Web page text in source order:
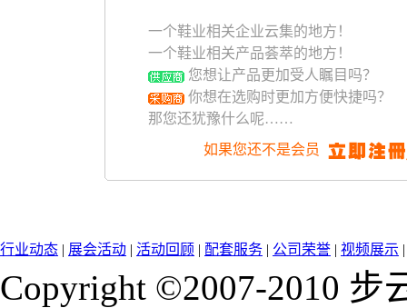
一个鞋业相关企业云集的地方！
一个鞋业相关产品荟萃的地方！
您想让产品更加受人瞩目吗？
你想在选购时更加方便快捷吗？
那您还犹豫什么呢……
如果您还不是会员
行业动态 | 展会活动 | 活动回顾 | 配套服务 | 公司荣誉 | 视频展示
Copyright ©2007-2010